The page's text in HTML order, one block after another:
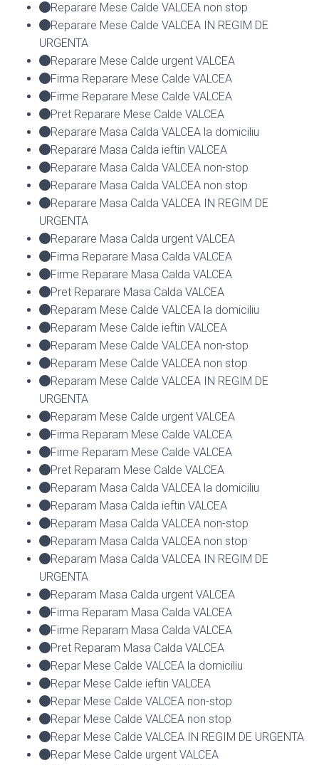
Reparare Mese Calde VALCEA non stop
Reparare Mese Calde VALCEA IN REGIM DE
URGENTA
Reparare Mese Calde urgent VALCEA
Firma Reparare Mese Calde VALCEA
Firme Reparare Mese Calde VALCEA
Pret Reparare Mese Calde VALCEA
Reparare Masa Calda VALCEA la domiciliu
Reparare Masa Calda ieftin VALCEA
Reparare Masa Calda VALCEA non-stop
Reparare Masa Calda VALCEA non stop
Reparare Masa Calda VALCEA IN REGIM DE
URGENTA
Reparare Masa Calda urgent VALCEA
Firma Reparare Masa Calda VALCEA
Firme Reparare Masa Calda VALCEA
Pret Reparare Masa Calda VALCEA
Reparam Mese Calde VALCEA la domiciliu
Reparam Mese Calde ieftin VALCEA
Reparam Mese Calde VALCEA non-stop
Reparam Mese Calde VALCEA non stop
Reparam Mese Calde VALCEA IN REGIM DE
URGENTA
Reparam Mese Calde urgent VALCEA
Firma Reparam Mese Calde VALCEA
Firme Reparam Mese Calde VALCEA
Pret Reparam Mese Calde VALCEA
Reparam Masa Calda VALCEA la domiciliu
Reparam Masa Calda ieftin VALCEA
Reparam Masa Calda VALCEA non-stop
Reparam Masa Calda VALCEA non stop
Reparam Masa Calda VALCEA IN REGIM DE
URGENTA
Reparam Masa Calda urgent VALCEA
Firma Reparam Masa Calda VALCEA
Firme Reparam Masa Calda VALCEA
Pret Reparam Masa Calda VALCEA
Repar Mese Calde VALCEA la domiciliu
Repar Mese Calde ieftin VALCEA
Repar Mese Calde VALCEA non-stop
Repar Mese Calde VALCEA non stop
Repar Mese Calde VALCEA IN REGIM DE URGENTA
Repar Mese Calde urgent VALCEA